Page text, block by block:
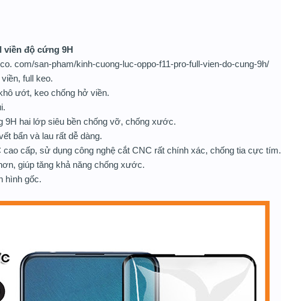
viền độ cứng 9H
com/san-pham/kinh-cuong-luc-oppo-f11-pro-full-vien-do-cung-9h/
full keo.
ướt, keo chống hở viền.
9H hai lớp siêu bền chống vỡ, chống xước.
bẩn và lau rất dễ dàng.
cao cấp, sử dụng công nghệ cắt CNC rất chính xác, chống tia cực tím.
giúp tăng khả năng chống xước.
hình gốc.